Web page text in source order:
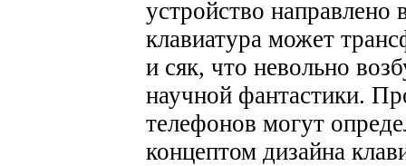
устройство
клавиатура может
и сяк, что невольно
научной фантастики.
телефонов могут
концептом дизайна